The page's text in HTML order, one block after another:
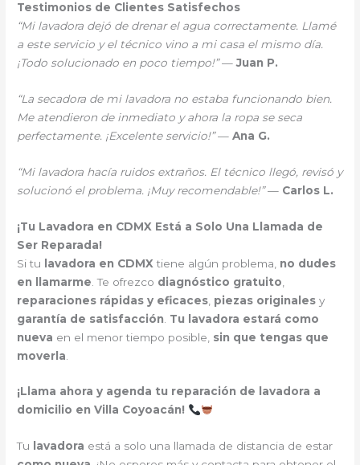
Testimonios de Clientes Satisfechos
“Mi lavadora dejó de drenar el agua correctamente. Llamé
a este servicio y el técnico vino a mi casa el mismo día.
¡Todo solucionado en poco tiempo!”—Juan P.
“La secadora de mi lavadora no estaba funcionando bien.
Me atendieron de inmediato y ahora la ropa se seca
perfectamente. ¡Excelente servicio!”—Ana G.
“Mi lavadora hacía ruidos extraños. El técnico llegó, revisó y
solucionó el problema. ¡Muy recomendable!”— Carlos L.
¡Tu Lavadora en CDMX Está a Solo Una Llamada de
Ser Reparada!
Si tu lavadora en CDMX tiene algún problema, no dudes
en llamarme . Te ofrezco diagnóstico gratuito
reparaciones rápidas y eficaces piezas originales y
garantía de satisfacción Tu lavadora estará como
nueva en el menor tiempo posible, sin que tengas que
moverla
¡Llama ahora y agenda tu reparación de lavadora a
domicilio en Villa Coyoacán!
Tu lavadora está a solo una llamada de distancia de estar